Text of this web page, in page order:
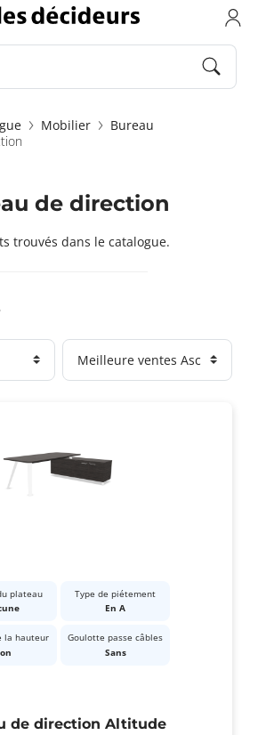
Mobilier
Bureau
de direction
trouvés dans le catalogue.
plateau
Type de piétement
En A
la hauteur
Goulotte passe câbles
Sans
de direction Altitude